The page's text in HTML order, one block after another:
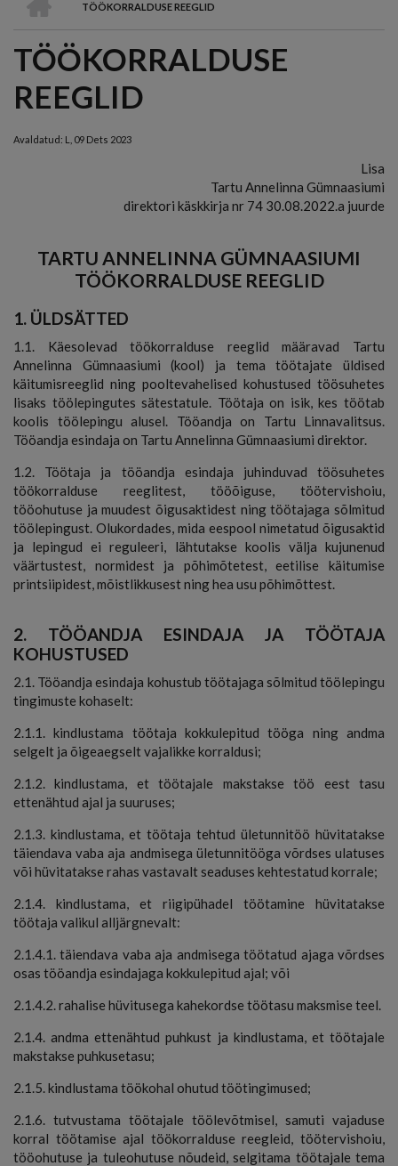
LEIVAPURU
TÖÖKORRALDUSE REEGLID
TÖÖKORRALDUSE
REEGLID
Avaldatud: L, 09 Dets 2023
Lisa
Tartu Annelinna Gümnaasiumi
direktori käskkirja nr 74 30.08.2022.a juurde
TARTU ANNELINNA GÜMNAASIUMI
TÖÖKORRALDUSE REEGLID
1. ÜLDSÄTTED
1.1. Käesolevad töökorralduse reeglid määravad Tartu
Annelinna Gümnaasiumi (kool) ja tema töötajate üldised
käitumisreeglid ning pooltevahelised kohustused töösuhetes
lisaks töölepingutes sätestatule. Töötaja on isik, kes töötab
koolis töölepingu alusel. Tööandja on Tartu Linnavalitsus.
Tööandja esindaja on Tartu Annelinna Gümnaasiumi direktor.
1.2. Töötaja ja tööandja esindaja juhinduvad töösuhetes
töökorralduse reeglitest, tööõiguse, töötervishoiu,
tööohutuse ja muudest õigusaktidest ning töötajaga sõlmitud
töölepingust. Olukordades, mida eespool nimetatud õigusaktid
ja lepingud ei reguleeri, lähtutakse koolis välja kujunenud
väärtustest, normidest ja põhimõtetest, eetilise käitumise
printsiipidest, mõistlikkusest ning hea usu põhimõttest.
2. TÖÖANDJA ESINDAJA JA TÖÖTAJA
KOHUSTUSED
2.1. Tööandja esindaja kohustub töötajaga sõlmitud töölepingu
tingimuste kohaselt:
2.1.1. kindlustama töötaja kokkulepitud tööga ning andma
selgelt ja õigeaegselt vajalikke korraldusi;
2.1.2. kindlustama, et töötajale makstakse töö eest tasu
ettenähtud ajal ja suuruses;
2.1.3. kindlustama, et töötaja tehtud ületunnitöö hüvitatakse
täiendava vaba aja andmisega ületunnitööga võrdses ulatuses
või hüvitatakse rahas vastavalt seaduses kehtestatud korrale;
2.1.4. kindlustama, et riigipühadel töötamine hüvitatakse
töötaja valikul alljärgnevalt:
2.1.4.1. täiendava vaba aja andmisega töötatud ajaga võrdses
osas tööandja esindajaga kokkulepitud ajal; või
2.1.4.2. rahalise hüvitusega kahekordse töötasu maksmise teel.
2.1.4. andma ettenähtud puhkust ja kindlustama, et töötajale
makstakse puhkusetasu;
2.1.5. kindlustama töökohal ohutud töötingimused;
2.1.6. tutvustama töötajale töölevõtmisel, samuti vajaduse
korral töötamise ajal töökorralduse reegleid, töötervishoiu,
tööohutuse ja tuleohutuse nõudeid, selgitama töötajale tema